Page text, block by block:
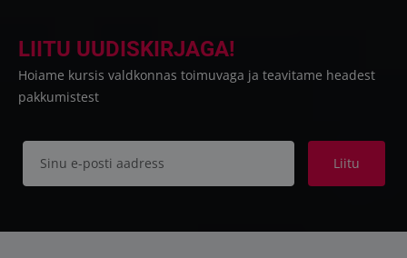
LIITU UUDISKIRJAGA!
Hoiame kursis valdkonnas toimuvaga ja teavitame headest
pakkumistest
Liitu